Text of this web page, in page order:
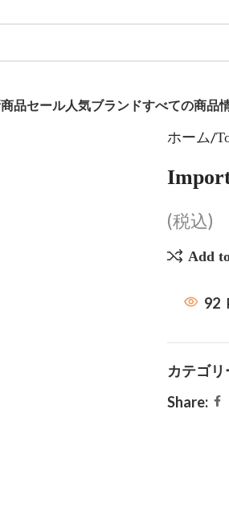
品セール人気ブランドすべての商品
ホーム
(税込)
Add
92
カテゴリ
Share: